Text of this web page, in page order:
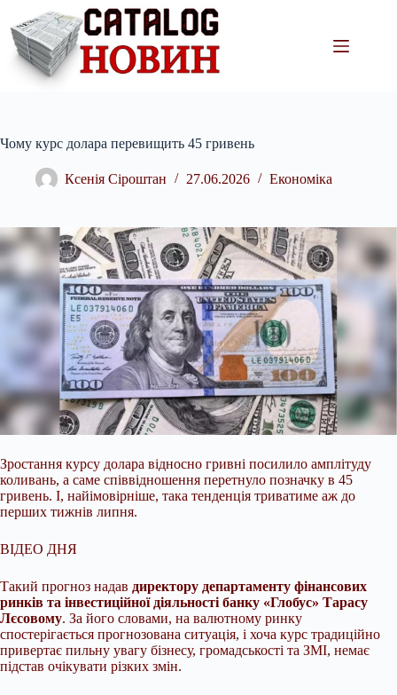
вмісту
Чому курс долара перевищить 45 гривень
Ксенія Сіроштан 27.06.2026 Економіка
Зростання курсу долара відносно гривні посилило амплітуду
коливань, а саме співвідношення перетнуло позначку в 45
гривень. І, найімовірніше, така тенденція триватиме аж до
перших тижнів липня.
ВІДЕО ДНЯ
Такий прогноз надав директору департаменту фінансових
ринків та інвестиційної діяльності банку «Глобус» Тарасу
Лєсовому. За його словами, на валютному ринку
спостерігається прогнозована ситуація, і хоча курс традиційно
привертає пильну увагу бізнесу, громадськості та ЗМІ, немає
підстав очікувати різких змін.